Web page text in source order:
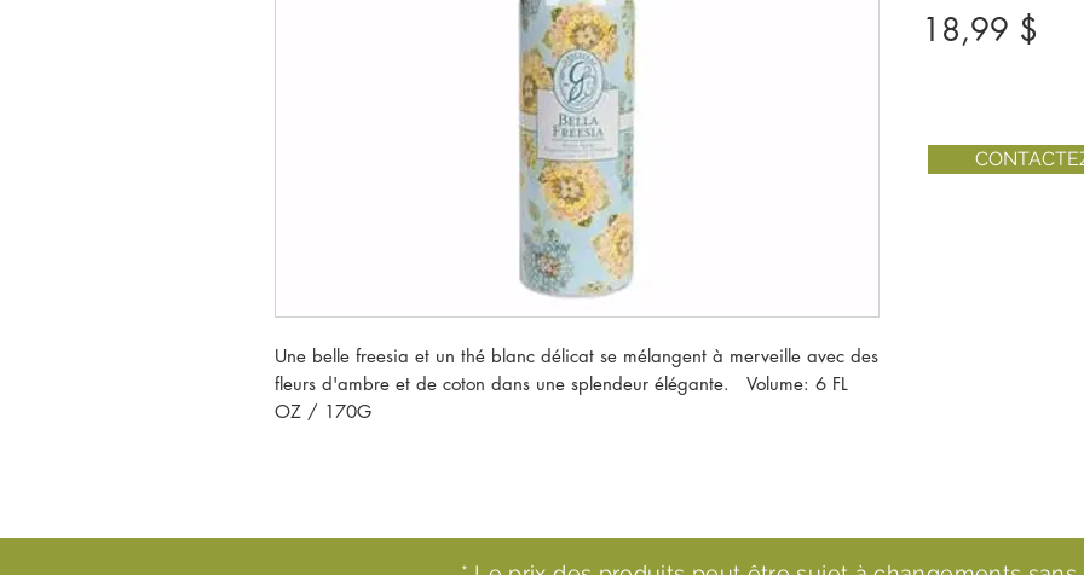
Une belle freesia et un thé blanc délicat se mélangent à merveille avec des
fleurs d'ambre et de coton dans une splendeur élégante.   Volume: 6 FL
OZ / 170G
18,99 $